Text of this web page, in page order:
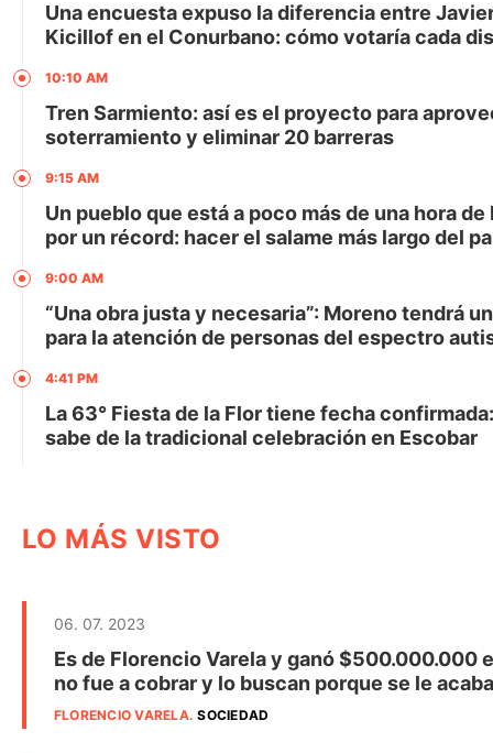
Una encuesta expuso la diferencia entre
Kicillof en el Conurbano: cómo votaría cada
10:10 AM
Tren Sarmiento: así es el proyecto para
soterramiento y eliminar 20 barreras
9:15 AM
Un pueblo que está a poco más de una hora
por un récord: hacer el salame más largo del
9:00 AM
“Una obra justa y necesaria”: Moreno tendrá
para la atención de personas del espectro
4:41 PM
La 63° Fiesta de la Flor tiene fecha
sabe de la tradicional celebración en Escobar
LO MÁS VISTO
06. 07. 2023
Es de Florencio Varela y ganó $500.000.000
no fue a cobrar y lo buscan porque se le
FLORENCIO VARELA.SOCIEDAD